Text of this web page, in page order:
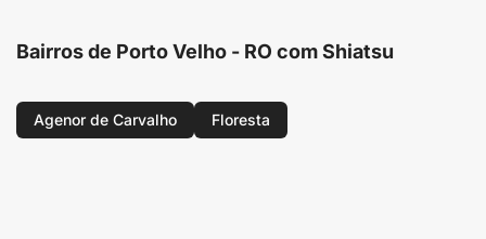
Bairros de Porto Velho - RO com Shiatsu
Agenor de Carvalho Floresta